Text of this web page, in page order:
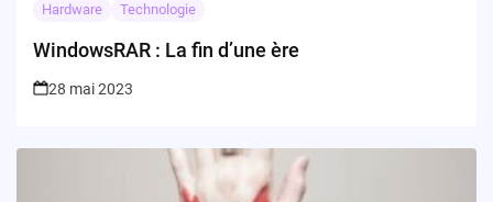
Hardware Technologie
WindowsRAR : La fin d’une ère
28 mai 2023